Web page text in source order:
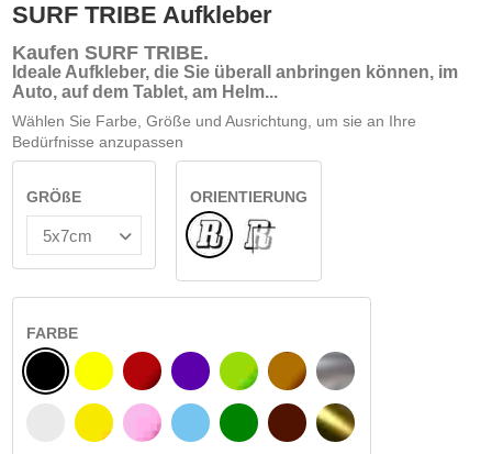
SURF TRIBE Aufkleber
Kaufen SURF TRIBE.
Ideale Aufkleber, die Sie überall anbringen können, im
Auto, auf dem Tablet, am Helm...
Wählen Sie Farbe, Größe und Ausrichtung, um sie an Ihre
Bedürfnisse anzupassen
GRÖßE
ORIENTIERUNG
NormaleINNEN GLAS
FARBE
SCHWARZ
WEIß
GELB
GELBES SIGNAL
BURGUND
ROSE
VIOLETT
HELLBLAU
HELLGRÜN
GRÜN
HASELNUSS
DUNKELBRAUN
SILBER
GOLD